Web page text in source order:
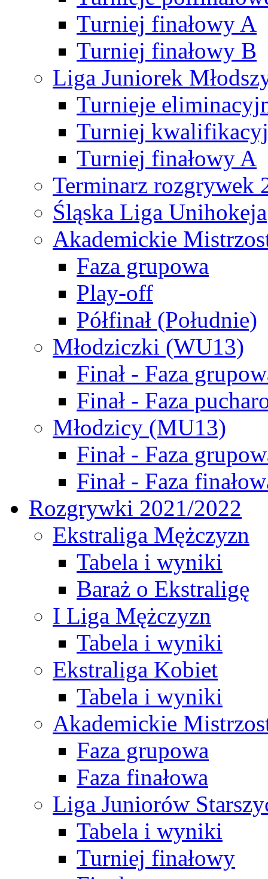
Turniej finałowy A
Turniej finałowy B
Liga Juniorek
Turnieje
Turniej
Turniej finałowy A
Terminarz rozgrywek
Śląska Liga Unihokeja
Akademickie
Faza grupowa
Play-off
Półfinał (Południe)
Młodziczki (WU13)
Finał - Faza
Finał - Faza
Młodzicy (MU13)
Finał - Faza
Finał - Faza
Rozgrywki 2021/2022
Ekstraliga Mężczyzn
Tabela i wyniki
Baraż o Ekstraligę
I Liga Mężczyzn
Tabela i wyniki
Ekstraliga Kobiet
Tabela i wyniki
Akademickie
Faza grupowa
Faza finałowa
Liga Juniorów
Tabela i wyniki
Turniej finałowy